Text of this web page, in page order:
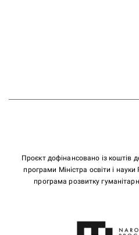
Проєкт дофінансовано із
програми Міністра освіти і
програма розвитку